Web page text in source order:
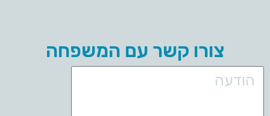
צורו קשר עם המשפחה